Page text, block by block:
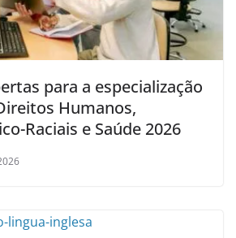
para a especialização
Humanos,
Raciais e Saúde 2026